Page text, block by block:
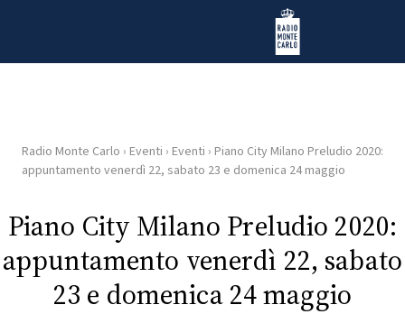
Radio Monte Carlo
HOME
RADIO
WEB
RADIO
Radio Monte Carlo › Eventi › Eventi › Piano City Milano Preludio 2020:
appuntamento venerdì 22, sabato 23 e domenica 24 maggio
Piano City Milano Preludio 2020:
appuntamento venerdì 22, sabato
23 e domenica 24 maggio